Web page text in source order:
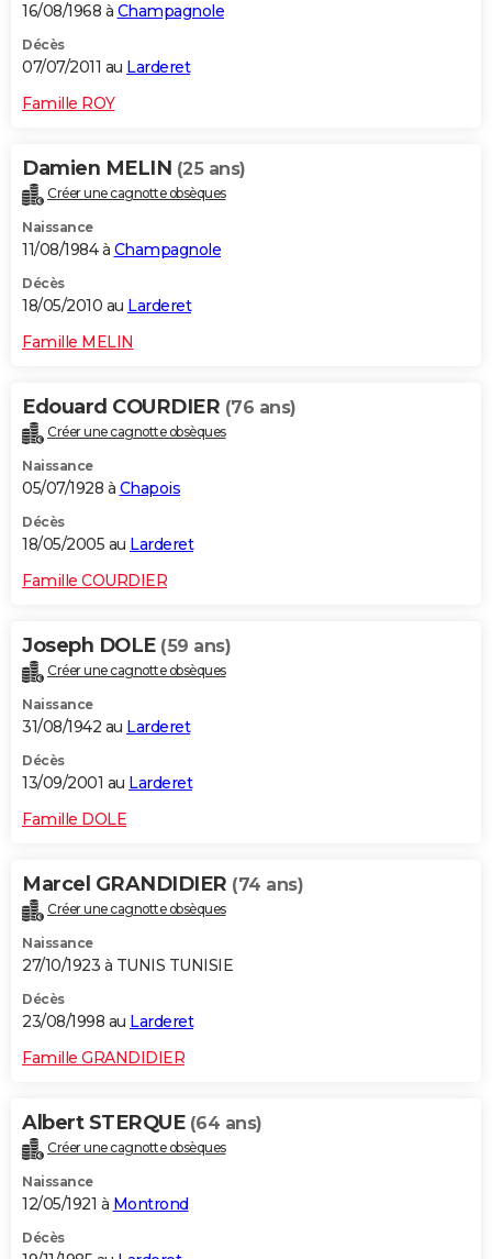
16/08/1968 à Champagnole
Décès
07/07/2011 au Larderet
Famille ROY
Damien MELIN (25 ans)
Créer une cagnotte obsèques
Naissance
11/08/1984 à Champagnole
Décès
18/05/2010 au Larderet
Famille MELIN
Edouard COURDIER (76 ans)
Créer une cagnotte obsèques
Naissance
05/07/1928 à Chapois
Décès
18/05/2005 au Larderet
Famille COURDIER
Joseph DOLE (59 ans)
Créer une cagnotte obsèques
Naissance
31/08/1942 au Larderet
Décès
13/09/2001 au Larderet
Famille DOLE
Marcel GRANDIDIER (74 ans)
Créer une cagnotte obsèques
Naissance
27/10/1923 à TUNIS TUNISIE
Décès
23/08/1998 au Larderet
Famille GRANDIDIER
Albert STERQUE (64 ans)
Créer une cagnotte obsèques
Naissance
12/05/1921 à Montrond
Décès